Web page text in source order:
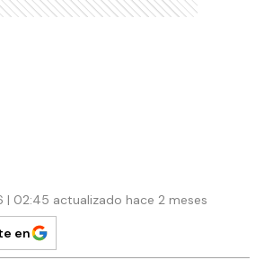
| 02:45 actualizado hace 2 meses
en